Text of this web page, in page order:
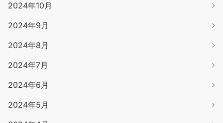
2024年10月
2024年9月
2024年8月
2024年7月
2024年6月
2024年5月